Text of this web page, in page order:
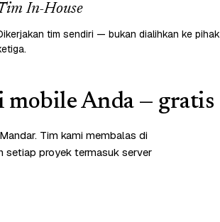
In-House
tim sendiri — bukan dialihkan ke pihak
mobile Anda — gratis
Tim kami membalas di
setiap proyek termasuk server